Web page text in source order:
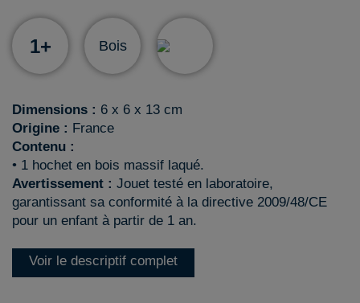
1+ Bois
Dimensions : 6 x 6 x 13 cm
Origine : France
Contenu :
• 1 hochet en bois massif laqué.
Avertissement : Jouet testé en laboratoire,
garantissant sa conformité à la directive 2009/48/CE
pour un enfant à partir de 1 an.
Voir le descriptif complet